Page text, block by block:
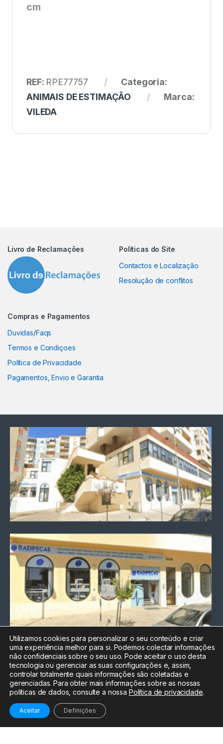
cm
REF: RPE77757
Categoria:
ANIMAIS DE ESTIMAÇÃO
Marca:
VILEDA
Livro de Reclamações
Políticas do Site
Contactos e Localização
Resolução de conflitos
Compras e Pagamentos
Duvidas/Faqs
Termos e Condiçoes
Política de Privacidade
Pagamentos, Envio e Garantia
Chamada para a rede fixa
nacional
Electrónica:212
588 047
Informática:212
588 044
Utilizamos cookies para personalizar o seu conteúdo e criar
uma experiência melhor para si. Podemos colectar informações
não confidenciais sobre o seu uso. Pode aceitar o uso desta
tecnologia ou gerenciar as suas configurações e, assim,
controlar totalmente quais informações são coletadas e
gerenciadas. Para obter mais informações sobre as nossas
políticas de dados, consulte a nossa Política de privacidade.
Aceitar Definições